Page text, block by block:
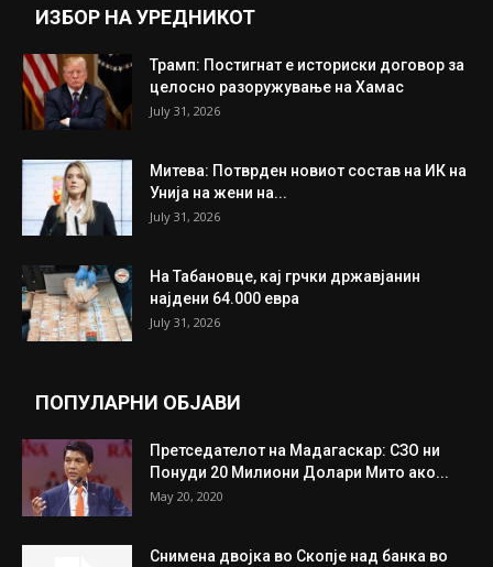
ИЗБОР НА УРЕДНИКОТ
Трамп: Постигнат е историски договор за
целосно разоружување на Хамас
July 31, 2026
Митева: Потврден новиот состав на ИК на
Унија на жени на...
July 31, 2026
На Табановце, кај грчки државјанин
најдени 64.000 евра
July 31, 2026
ПОПУЛАРНИ ОБЈАВИ
Претседателот на Мадагаскар: СЗО ни
Понуди 20 Милиони Долари Мито ако...
May 20, 2020
Снимена двојка во Скопје над банка во